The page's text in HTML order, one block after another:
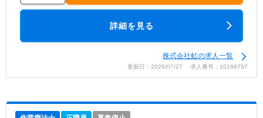
詳細を見る
株式会社虹の求人一覧
更新日：2026/07/27 求人番号：10168797